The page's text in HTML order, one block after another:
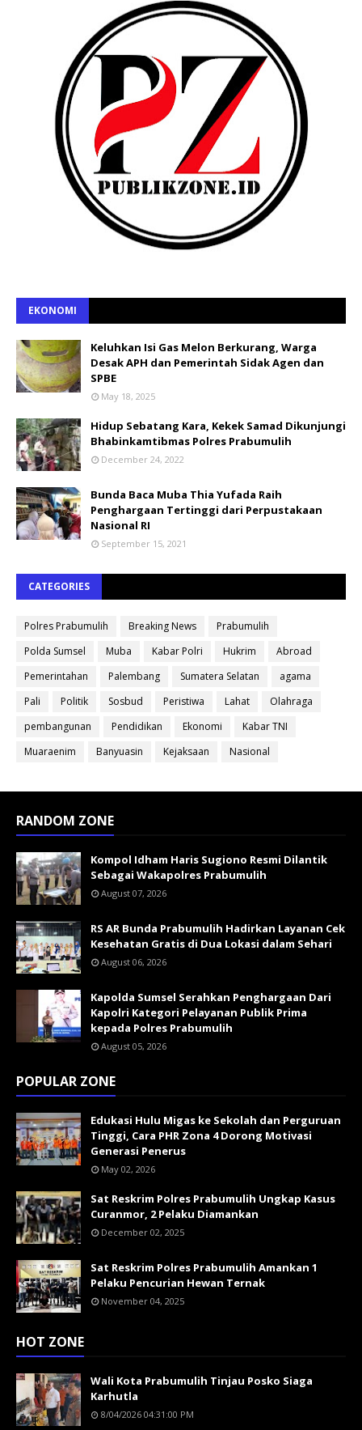
EKONOMI
Keluhkan Isi Gas Melon Berkurang, Warga
Desak APH dan Pemerintah Sidak Agen dan
SPBE
May 18, 2025
Hidup Sebatang Kara, Kekek Samad Dikunjungi
Bhabinkamtibmas Polres Prabumulih
December 24, 2022
Bunda Baca Muba Thia Yufada Raih
Penghargaan Tertinggi dari Perpustakaan
Nasional RI
September 15, 2021
CATEGORIES
Polres Prabumulih Breaking News
Prabumulih
Polda Sumsel
Muba Kabar Polri Hukrim
Abroad
Pemerintahan
Palembang Sumatera Selatan
agama
Pali
Politik Sosbud Peristiwa Lahat
Olahraga
pembangunan
Pendidikan Ekonomi
Kabar TNI
Muaraenim
Banyuasin Kejaksaan Nasional
RANDOM ZONE
Kompol Idham Haris Sugiono Resmi Dilantik
Sebagai Wakapolres Prabumulih
August 07, 2026
RS AR Bunda Prabumulih Hadirkan Layanan Cek
Kesehatan Gratis di Dua Lokasi dalam Sehari
August 06, 2026
Kapolda Sumsel Serahkan Penghargaan Dari
Kapolri Kategori Pelayanan Publik Prima
kepada Polres Prabumulih
August 05, 2026
POPULAR ZONE
Edukasi Hulu Migas ke Sekolah dan Perguruan
Tinggi, Cara PHR Zona 4 Dorong Motivasi
Generasi Penerus
May 02, 2026
Sat Reskrim Polres Prabumulih Ungkap Kasus
Curanmor, 2 Pelaku Diamankan
December 02, 2025
Sat Reskrim Polres Prabumulih Amankan 1
Pelaku Pencurian Hewan Ternak
November 04, 2025
HOT ZONE
Wali Kota Prabumulih Tinjau Posko Siaga
Karhutla
8/04/2026 04:31:00 PM